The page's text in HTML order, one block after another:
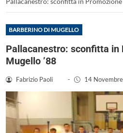
BARBERINO DI MUGELLO
Pallacanestro: sconfitta in
Mugello ’88
Fabrizio Paoli - 14